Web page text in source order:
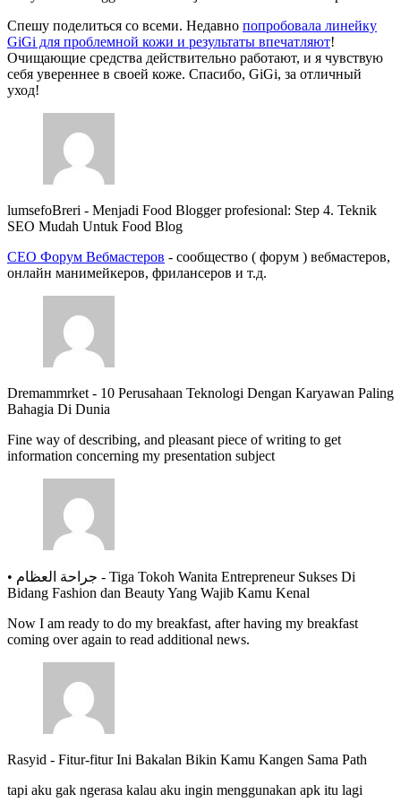
Спешу поделиться со всеми. Недавно попробовала линейку
GiGi для проблемной кожи и результаты впечатляют!
Очищающие средства действительно работают, и я чувствую
себя увереннее в своей коже. Спасибо, GiGi, за отличный
уход!
lumsefoBreri - Menjadi Food Blogger profesional: Step 4. Teknik
SEO Mudah Untuk Food Blog
СЕО Форум Вебмастеров - сообщество ( форум ) вебмастеров,
онлайн манимейкеров, фрилансеров и т.д.
Dremammrket - 10 Perusahaan Teknologi Dengan Karyawan Paling
Bahagia Di Dunia
Fine way of describing, and pleasant piece of writing to get
information concerning my presentation subject
- Tiga Tokoh Wanita Entrepreneur Sukses Di
Bidang Fashion dan Beauty Yang Wajib Kamu Kenal
Now I am ready to do my breakfast, after having my breakfast
coming over again to read additional news.
Rasyid - Fitur-fitur Ini Bakalan Bikin Kamu Kangen Sama Path
tapi aku gak ngerasa kalau aku ingin menggunakan apk itu lagi